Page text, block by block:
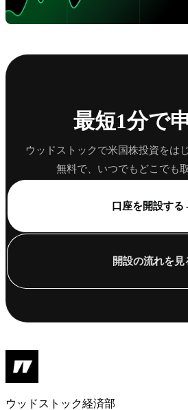
最短1分で
ウッドストックで米国株投資をは
無料で、いつでもどこでも
口座を開設する
開設の流れを見
ウッドストック経済部